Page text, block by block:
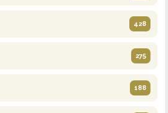
428
275
188